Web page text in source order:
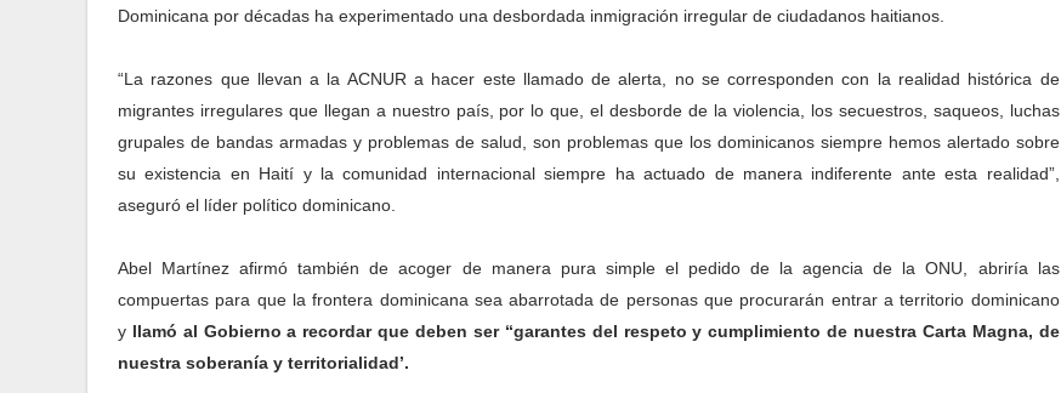
Dominicana por décadas ha experimentado una desbordada inmigración irregular de ciudadanos haitianos.
“La razones que llevan a la ACNUR a hacer este llamado de alerta, no se corresponden con la realidad histórica de
migrantes irregulares que llegan a nuestro país, por lo que, el desborde de la violencia, los secuestros, saqueos, luchas
grupales de bandas armadas y problemas de salud, son problemas que los dominicanos siempre hemos alertado sobre
su existencia en Haití y la comunidad internacional siempre ha actuado de manera indiferente ante esta realidad”,
aseguró el líder político dominicano.
Abel Martínez afirmó también de acoger de manera pura simple el pedido de la agencia de la ONU, abriría las
compuertas para que la frontera dominicana sea abarrotada de personas que procurarán entrar a territorio dominicano
y llamó al Gobierno a recordar que deben ser “garantes del respeto y cumplimiento de nuestra Carta Magna, de
nuestra soberanía y territorialidad’.